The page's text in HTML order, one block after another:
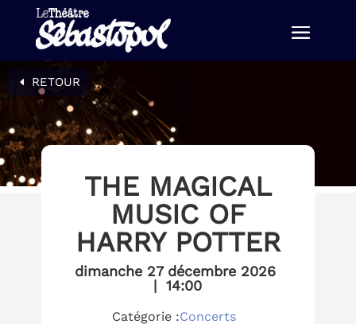
RETOUR
THE MAGICAL
MUSIC OF
HARRY POTTER
dimanche 27 décembre 2026
|14:00
Catégorie :Concerts